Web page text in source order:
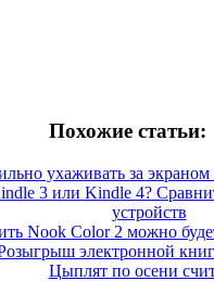
Похожие статьи:
ухаживать за
3 или Kindle 4?
устройств
Nook Color 2 можно
электронной
Цыплят по осени